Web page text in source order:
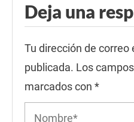
Deja una
Tu dirección de correo
publicada. Los
marcados con *